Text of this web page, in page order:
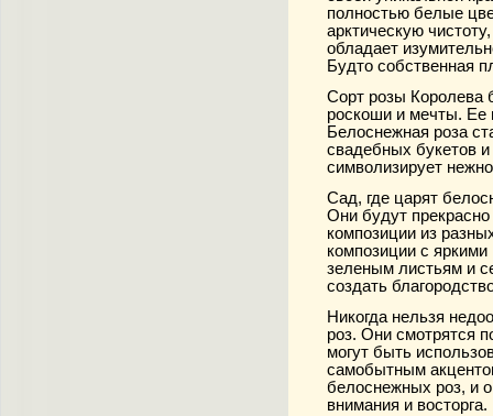
полностью белые
арктическую
обладает
Будто собственная
Сорт розы Королева
роскоши и мечты. Ее
Белоснежная роза
свадебных букетов
символизирует
Сад, где царят
Они будут
композиции из
композиции с
зеленым листьям и
создать
Никогда нельзя
роз. Они смотрятся
могут быть
самобытным
белоснежных роз, и
внимания и восторга.